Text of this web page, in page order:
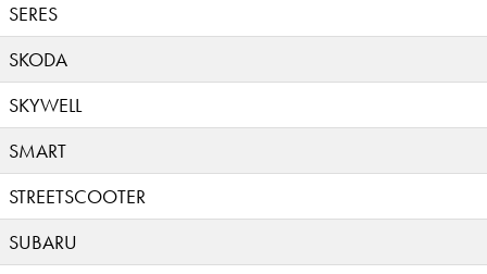
SERES
SKODA
SKYWELL
SMART
STREETSCOOTER
SUBARU